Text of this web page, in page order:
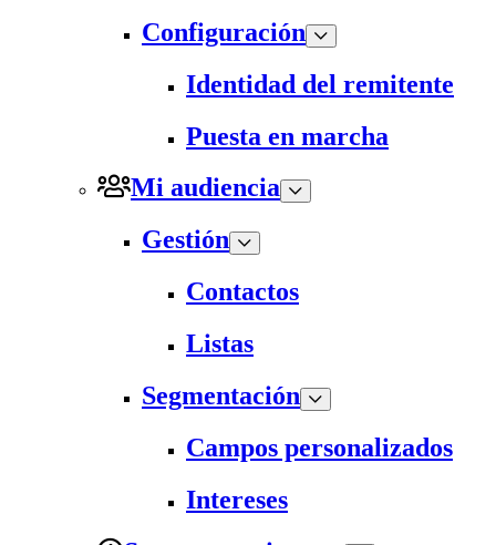
Configuración
Identidad del remitente
Puesta en marcha
Mi audiencia
Gestión
Contactos
Listas
Segmentación
Campos personalizados
Intereses